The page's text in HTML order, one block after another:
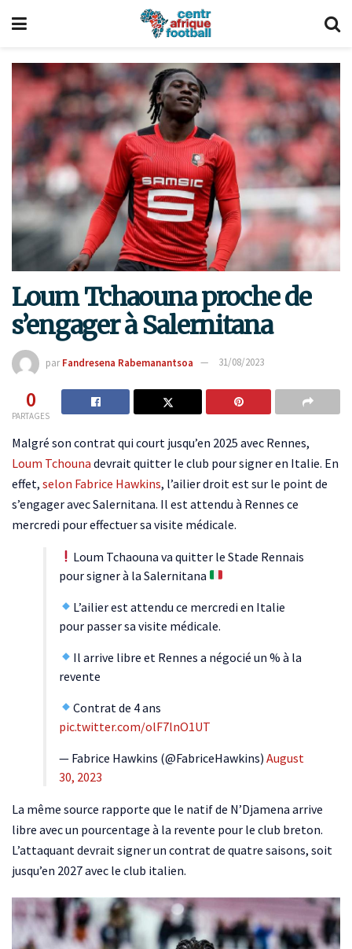
Loum Tchaouna proche de
s’engager à Salernitana
par Fandresena Rabemanantsoa 31/08/2023
0
PARTAGES
Malgré son contrat qui court jusqu’en 2025 avec Rennes,
Loum Tchouna devrait quitter le club pour signer en Italie. En
effet, selon Fabrice Hawkins, l’ailier droit est sur le point de
s’engager avec Salernitana. Il est attendu à Rennes ce
mercredi pour effectuer sa visite médicale.
Loum Tchaouna va quitter le Stade Rennais
pour signer à la Salernitana
L’ailier est attendu ce mercredi en Italie
pour passer sa visite médicale.
Il arrive libre et Rennes a négocié un % à la
revente
Contrat de 4 ans
pic.twitter.com/olF7lnO1UT
— Fabrice Hawkins (@FabriceHawkins) August
30, 2023
La même source rapporte que le natif de N’Djamena arrive
libre avec un pourcentage à la revente pour le club breton.
L’attaquant devrait signer un contrat de quatre saisons, soit
jusqu’en 2027 avec le club italien.